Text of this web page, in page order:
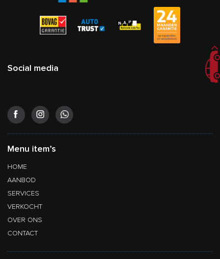
Social media
Menu item’s
HOME
AANBOD
SERVICES
VERKOCHT
OVER ONS
CONTACT